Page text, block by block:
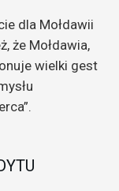
dla Mołdawii
że Mołdawia,
wielki gest